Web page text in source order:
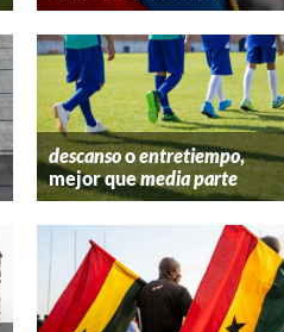
descansooentretiempo,
mejor quemedia parte